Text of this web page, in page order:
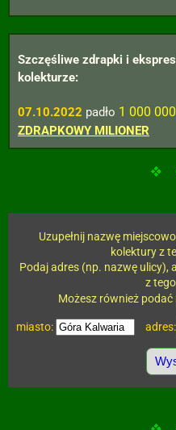
Szczęśliwe zdrapki i
kolekturze:
07.10.2022 padło 1 000 000
ZDRAPKOWY MILIONER
Uzupełnij nazwę
kolektury z
Podaj adres (np. nazwę ulicy),
z
Możesz również
miasto: adres: